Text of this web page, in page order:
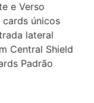
e Verso
únicos
lateral
Central Shield
Padrão